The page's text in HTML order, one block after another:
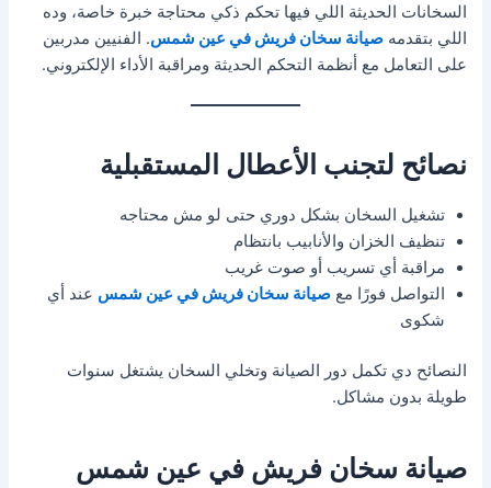
السخانات الحديثة اللي فيها تحكم ذكي محتاجة خبرة خاصة، وده
اللي بتقدمهصيانة سخان فريش في عين شمس. الفنيين مدربين
على التعامل مع أنظمة التحكم الحديثة ومراقبة الأداء الإلكتروني.
نصائح لتجنب الأعطال المستقبلية
تشغيل السخان بشكل دوري حتى لو مش محتاجه
تنظيف الخزان والأنابيب بانتظام
مراقبة أي تسريب أو صوت غريب
التواصل فورًا معصيانة سخان فريش في عين شمس عند أي
شكوى
النصائح دي تكمل دور الصيانة وتخلي السخان يشتغل سنوات
طويلة بدون مشاكل.
صيانة سخان فريش في عين شمس